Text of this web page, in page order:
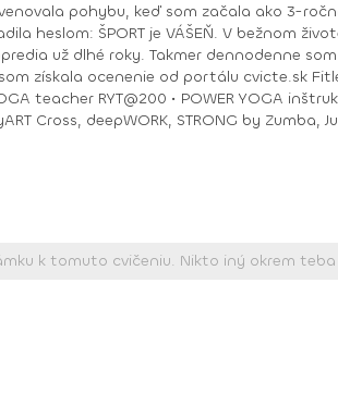
pohybu, keď som začala ako 3-
ekonomická riaditeľka vo vydavateľstve a mama dospelej dcéry. No moje hobby –
už dlhé roky. Takmer dennodenne
STRONG by Zumba, Jump Bungee Workout, POUNDFIT